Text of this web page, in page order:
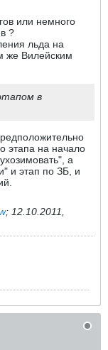
или немного
?
льда на
же Вилейским
в
этапа на начало
а
и этап по ЗБ, и
; 12.10.2011,